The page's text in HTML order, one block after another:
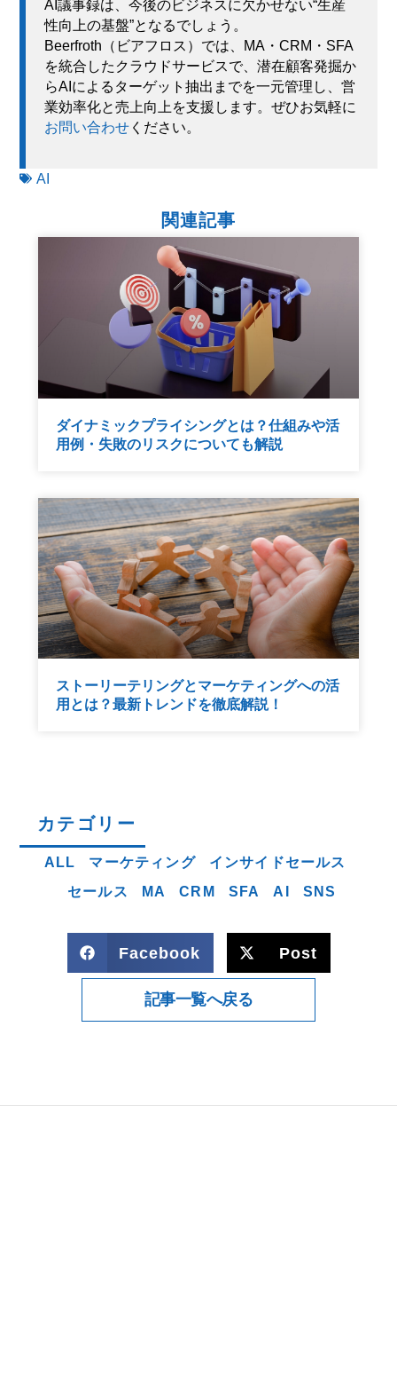
AI議事録は、今後のビジネスに欠かせない“生産
性向上の基盤”となるでしょう。
Beerfroth（ビアフロス）では、MA・CRM・SFA
を統合したクラウドサービスで、潜在顧客発掘か
らAIによるターゲット抽出までを一元管理し、営
業効率化と売上向上を支援します。ぜひお気軽に
お問い合わせください。
AI
関連記事
ダイナミックプライシングとは？仕組みや活
用例・失敗のリスクについても解説
ストーリーテリングとマーケティングへの活
用とは？最新トレンドを徹底解説！
カテゴリー
ALL マーケティング
インサイドセールス
セールス
MA CRM SFA AI SNS
Facebook Post
記事一覧へ戻る